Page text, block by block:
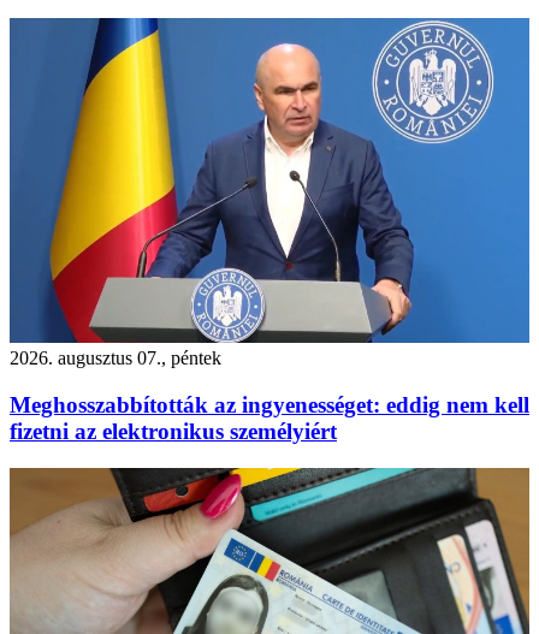
2026. augusztus 07., péntek
Meghosszabbították az ingyenességet: eddig nem kell
fizetni az elektronikus személyiért